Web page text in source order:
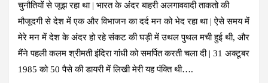
चुनौतियों से जूझ रहा था | भारत के अंदर बाहरी अलगाववादी ताकतो की
मौजूदगी से देश में एक और विभाजन का दर्द मन को भेद रहा था | ऐसे समय में
मेरे मन में देश के अंदर हो रहे संकट की घड़ी में उथल पुथल मची हुई थी, और
मैंने पहली कलम श्रीमती इंदिरा गांधी को समर्पित करती चला दी | 31 अक्टूबर
1985 को 50 पैसे की डायरी में लिखी मेरी यह पंक्ति थी….